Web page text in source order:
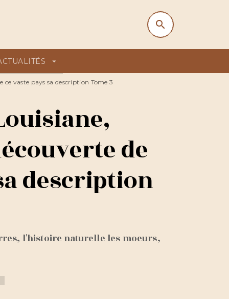
search
arrow_drop_down
search
vaste pays sa description Tome 3
de
description
l'histoire naturelle les moeurs,